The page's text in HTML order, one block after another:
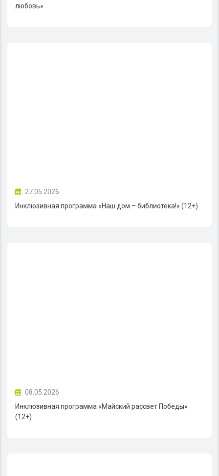
любовь»
27.05.2026
Инклюзивная программа «Наш дом – библиотека!» (12+)
08.05.2026
Инклюзивная программа «Майский рассвет Победы»
(12+)